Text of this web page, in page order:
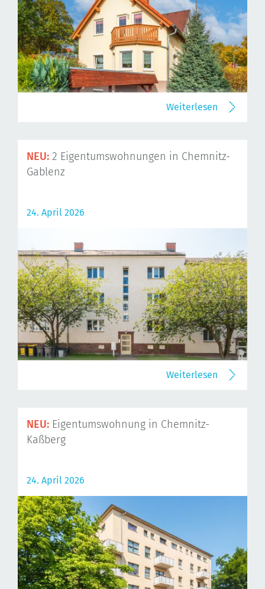
Weiterlesen
NEU: 2 Eigentumswohnungen in Chemnitz-
Gablenz
24. April 2026
Weiterlesen
NEU: Eigentumswohnung in Chemnitz-
Kaßberg
24. April 2026